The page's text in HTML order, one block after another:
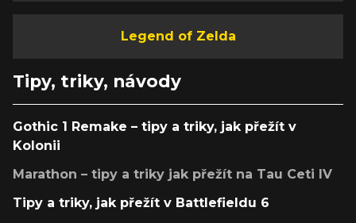
Legend of Zelda
Tipy, triky, návody
Gothic 1 Remake – tipy a triky, jak přežít v
Kolonii
Marathon – tipy a triky jak přežít na Tau Ceti IV
Tipy a triky, jak přežít v Battlefieldu 6